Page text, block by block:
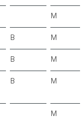
M
B M
B M
B M
M